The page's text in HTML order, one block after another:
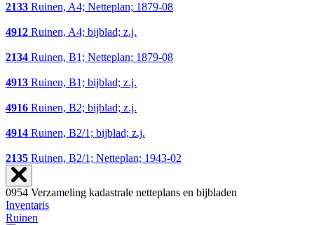
2133 Ruinen, A4; Netteplan; 1879-08
4912 Ruinen, A4; bijblad; z.j.
2134 Ruinen, B1; Netteplan; 1879-08
4913 Ruinen, B1; bijblad; z.j.
4916 Ruinen, B2; bijblad; z.j.
4914 Ruinen, B2/1; bijblad; z.j.
2135 Ruinen, B2/1; Netteplan; 1943-02
0954 Verzameling kadastrale netteplans en bijbladen
Inventaris
Ruinen